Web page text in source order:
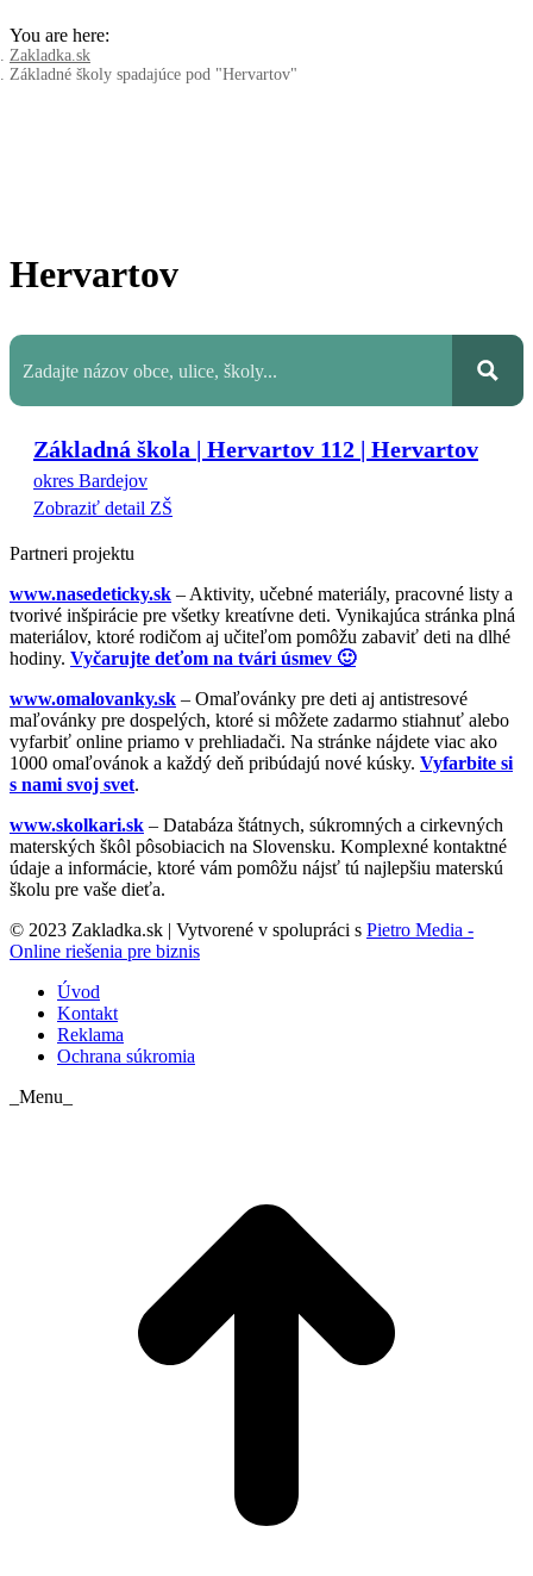
You are here:
Zakladka.sk
Základné školy spadajúce pod "Hervartov"
Hervartov
Základná škola | Hervartov 112 | Hervartov
okres Bardejov
Zobraziť detail ZŠ
Partneri projektu
www.nasedeticky.sk – Aktivity, učebné materiály, pracovné listy a
tvorivé inšpirácie pre všetky kreatívne deti. Vynikajúca stránka plná
materiálov, ktoré rodičom aj učiteľom pomôžu zabaviť deti na dlhé
hodiny. Vyčarujte deťom na tvári úsmev 🙂
www.omalovanky.sk – Omaľovánky pre deti aj antistresové
maľovánky pre dospelých, ktoré si môžete zadarmo stiahnuť alebo
vyfarbiť online priamo v prehliadači. Na stránke nájdete viac ako
1000 omaľovánok a každý deň pribúdajú nové kúsky. Vyfarbite si
s nami svoj svet.
www.skolkari.sk – Databáza štátnych, súkromných a cirkevných
materských škôl pôsobiacich na Slovensku. Komplexné kontaktné
údaje a informácie, ktoré vám pomôžu nájsť tú najlepšiu materskú
školu pre vaše dieťa.
© 2023 Zakladka.sk | Vytvorené v spolupráci s Pietro Media -
Online riešenia pre biznis
Úvod
Kontakt
Reklama
Ochrana súkromia
_Menu_